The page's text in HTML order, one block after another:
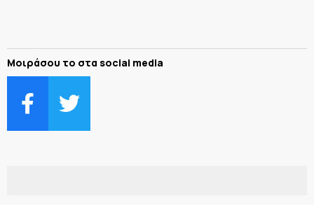
Μοιράσου το στα social media